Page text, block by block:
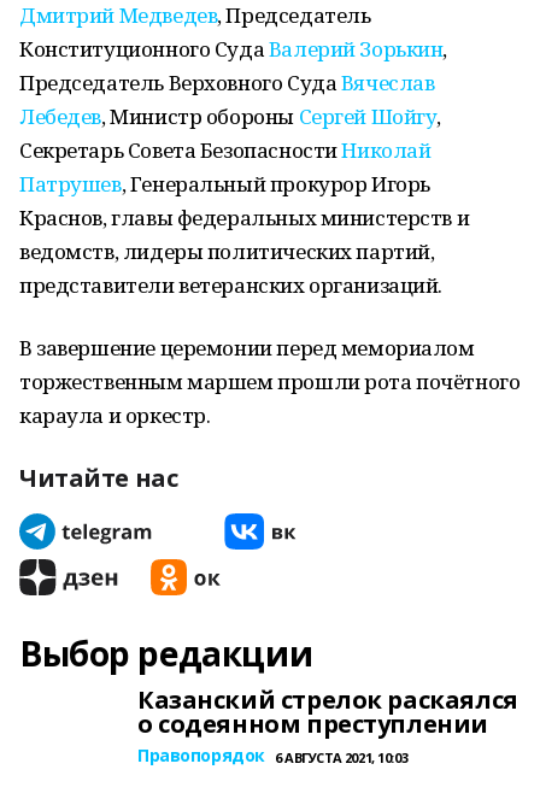
Дмитрий Медведев, Председатель
Конституционного СудаВалерий Зорькин,
Председатель Верховного СудаВячеслав
Лебедев, Министр обороны Сергей Шойгу,
Секретарь Совета БезопасностиНиколай
Патрушев, Генеральный прокурор Игорь
Краснов, главы федеральных министерств и
ведомств, лидеры политических партий,
представители ветеранских организаций.
В завершение церемонии перед мемориалом
торжественным маршем прошли рота почётного
караула и оркестр.
Читайте нас
Выбор редакции
Казанский стрелок раскаялся
о содеянном преступлении
Правопорядок 6 АВГУСТА 2021, 10:03